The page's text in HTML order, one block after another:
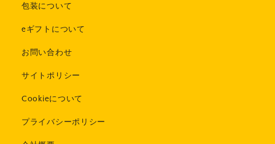
包装について
eギフトについて
お問い合わせ
サイトポリシー
Cookieについて
プライバシーポリシー